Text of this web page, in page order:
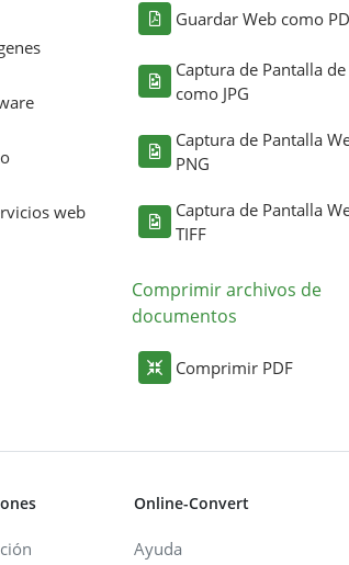
web
Guardar Web como
Captura de Pantalla
como JPG
Captura de Pantalla
PNG
Captura de Pantalla
TIFF
Comprimir archivos de
documentos
Comprimir PDF
Online-Convert
Ayuda